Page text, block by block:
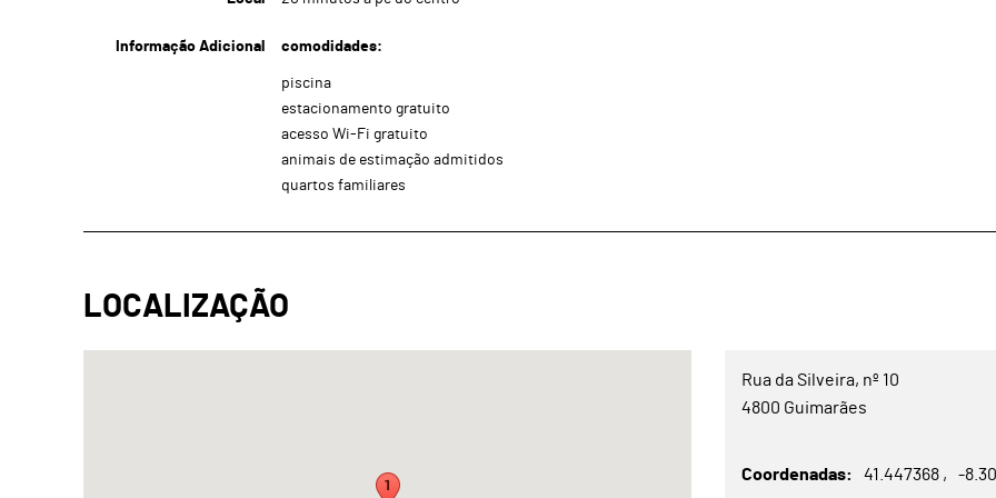
Informação Adicional comodidades:
piscina
estacionamento gratuito
acesso Wi-Fi gratuito
animais de estimação admitidos
quartos familiares
Rua da Silveira, nº 10
4800 Guimarães
Coordenadas 41.447368 -